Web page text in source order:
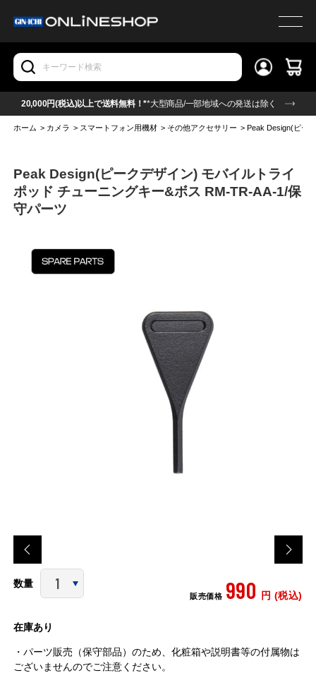
20,000円(税込)以上で送料無料！**大型商品/一部地域への発送は除く
ホーム > カメラ > スマートフォン用機材 > その他アクセサリー >Peak Design(ピー
Peak Design(ピークデザイン) モバイルトライ
ポッド チューニングキー&ボス RM-TR-AA-1/保
守パーツ
数量
販売価格 990 円 (税込)
在庫あり
・パーツ販売（保守部品）のため、化粧箱や説明書等の付属物は
ございませんのでご注意ください。